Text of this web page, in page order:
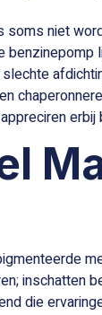
soms niet
erbij
inschatten
die